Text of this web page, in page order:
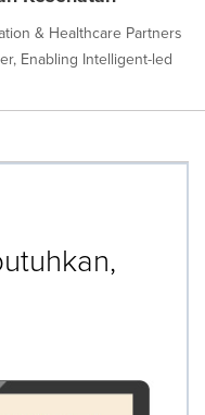
& Healthcare Partners
Enabling Intelligent-led